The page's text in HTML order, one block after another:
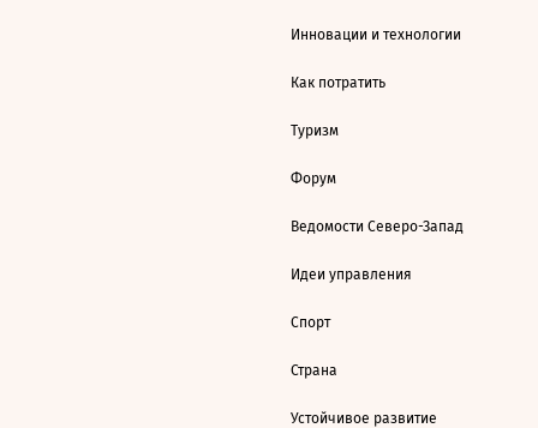
Инновации и технологии
Как потратить
Туризм
Форум
Ведомости Северо-Запад
Идеи управления
Спорт
Страна
Устойчивое развитие